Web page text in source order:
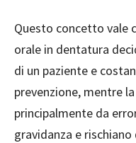
Questo concetto vale
orale in dentatura
di un paziente e
prevenzione, mentre
principalmente da
gravidanza e